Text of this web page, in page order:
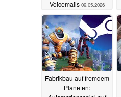
Voicemails 09.05.2026
Fabrikbau auf fremdem
Planeten: